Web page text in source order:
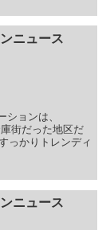
ニュース
ョンは、
街だった地区だ
っかりトレンディ
ニュース